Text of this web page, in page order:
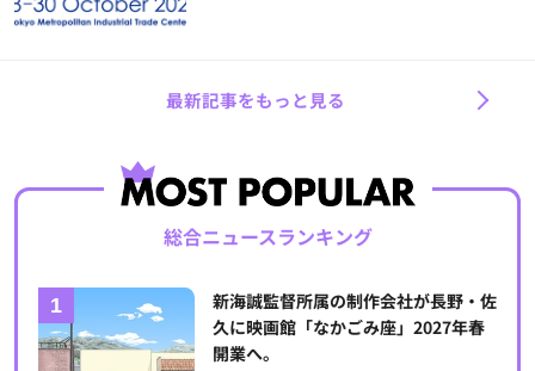
最新記事をもっと見る
総合ニュースランキング
新海誠監督所属の制作会社が長野・佐
久に映画館「なかごみ座」2027年春
開業へ。